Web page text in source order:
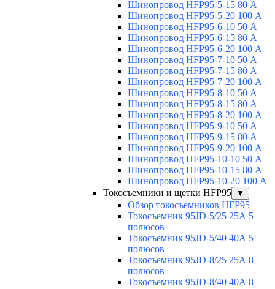
Шинопровод HFP95-5-15 80 А
Шинопровод HFP95-5-20 100 А
Шинопровод HFP95-6-10 50 А
Шинопровод HFP95-6-15 80 А
Шинопровод HFP95-6-20 100 А
Шинопровод HFP95-7-10 50 А
Шинопровод HFP95-7-15 80 А
Шинопровод HFP95-7-20 100 А
Шинопровод HFP95-8-10 50 А
Шинопровод HFP95-8-15 80 А
Шинопровод HFP95-8-20 100 А
Шинопровод HFP95-9-10 50 А
Шинопровод HFP95-9-15 80 А
Шинопровод HFP95-9-20 100 А
Шинопровод HFP95-10-10 50 А
Шинопровод HFP95-10-15 80 А
Шинопровод HFP95-10-20 100 А
Токосъемники и щетки HFP95
▼
Обзор токосъемников HFP95
Токосъемник 95JD-5/25 25А 5
полюсов
Токосъемник 95JD-5/40 40А 5
полюсов
Токосъемник 95JD-8/25 25А 8
полюсов
Токосъемник 95JD-8/40 40А 8